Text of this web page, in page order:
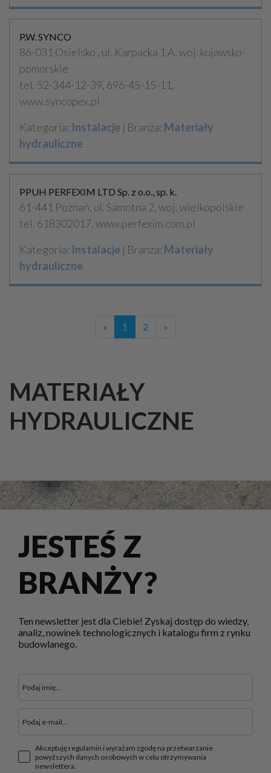
P.W. SYNCO
86-031 Osielsko , ul. Karpacka 1 A, woj. kujawsko-
pomorskie
tel. 52-344-12-39, 696-45-15-11,
www.syncopex.pl
Kategoria: Instalacje | Branża: Materiały
hydrauliczne
PPUH PERFEXIM LTD Sp. z o.o., sp. k.
61-441 Poznań, ul. Samotna 2, woj. wielkopolskie
tel. 618302017, www.perfexim.com.pl
Kategoria: Instalacje | Branża: Materiały
hydrauliczne
« 1 2 »
MATERIAŁY
HYDRAULICZNE
JESTEŚ Z
BRANŻY?
Ten newsletter jest dla Ciebie! Zyskaj dostęp do wiedzy,
analiz, nowinek technologicznych i katalogu firm z rynku
budowlanego.
Akceptuję regulamin i wyrażam zgodę na przetwarzanie
powyższych danych osobowych w celu otrzymywania
newslettera.